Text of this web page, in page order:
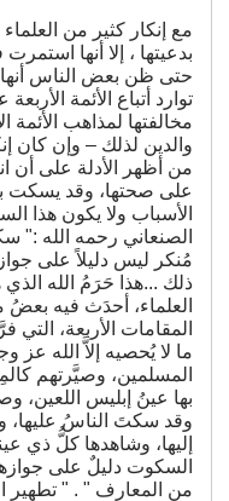
مع إنكار كثير من
بدعيتها ، إلا أنها
حتى ظن بعض الناس أنها
توارد أتباع الأئمة
مخالفتها لمذاهب الأئمة
والدين لذلك – وإن كان
من أظهر الأدلة على أن
على صحتها، وقد يسكت
الأسباب ولا يكون هذا
الصنعاني رحمه الله :"
مُنكر ليس دليلاً على
ذلك ...هذا حَرَمُ الله الذي
العلماء، أحدَث فيه
المقامات الأربعة،
ما لا يُحصيه إلاَّ الله
المسلمين، وصيَّرتهم
بها عينُ إبليس
وقد سكتَ الناسُ عليها،
إليها، وشاهدها كلُّ ذي
السكوت دليلٌ على
من المعارف " . " تطهير